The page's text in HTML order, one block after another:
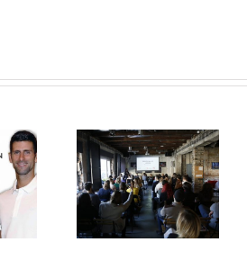
na
Mr Hag čekajući
Metro